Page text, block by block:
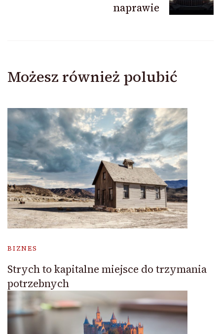
naprawie
Możesz również polubić
BIZNES
Strych to kapitalne miejsce do trzymania
potrzebnych